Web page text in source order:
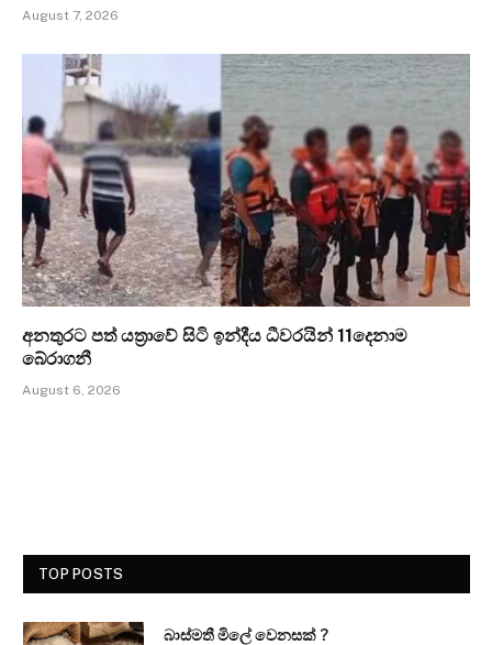
August 7, 2026
අනතුරට පත් යත්‍රාවේ සිටි ඉන්දීය ධීවරයින් 11දෙනාම
බේරාගනී
August 6, 2026
TOP POSTS
බාස්මතී මිලේ වෙනසක් ?